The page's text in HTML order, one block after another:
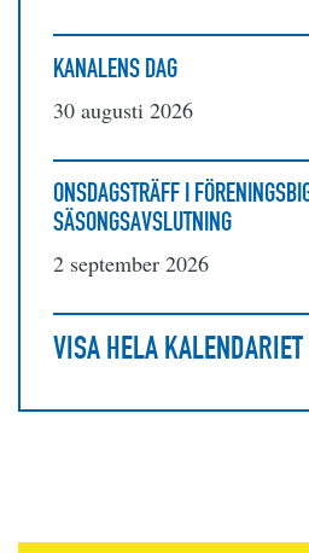
KANALENS DAG
30 augusti 2026
ONSDAGSTRÄFF I
SÄSONGSAVSLUTNING
2 september 2026
VISA HELA KALENDARIET